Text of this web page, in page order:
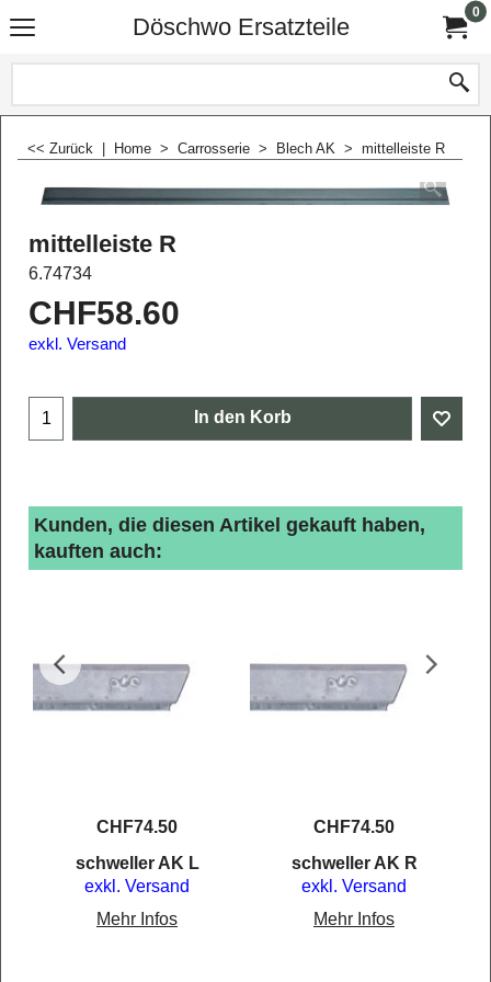
Döschwo Ersatzteile
0
<< Zurück Home > Carrosserie > Blech AK > mittelleiste R
mittelleiste R
6.74734
CHF58.60
exkl. Versand
In den Korb
Kunden, die diesen Artikel gekauft haben,
kauften auch:
CHF74.50
schweller AK L
exkl. Versand
Mehr Infos
CHF74.50
schweller AK R
exkl. Versand
Mehr Infos